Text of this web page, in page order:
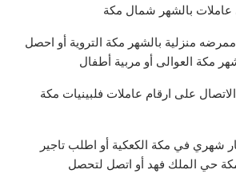
بالشهر شمال مكة
منزلية بالشهر مكة التروية أو احصل
مكة العوالى أو مربية أطفال
على ارقام عاملات فلبينيات مكة
شهري في مكة الكعكية أو اطلب تاجير
حي الملك فهد أو اتصل لتحصل